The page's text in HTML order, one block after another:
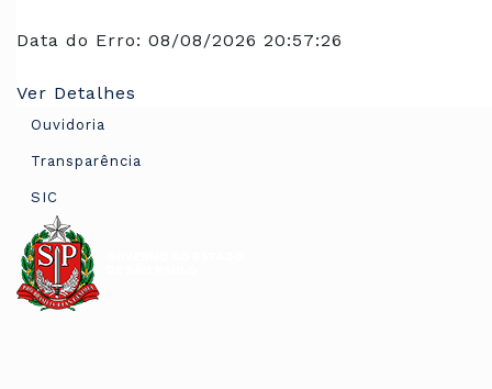
Data do Erro: 08/08/2026 20:57:26
Ver Detalhes
Ouvidoria
Transparência
SIC